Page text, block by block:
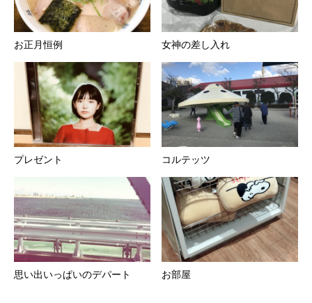
お正月恒例 女神の差し入れ
プレゼント コルテッツ
思い出いっぱいのデパート お部屋